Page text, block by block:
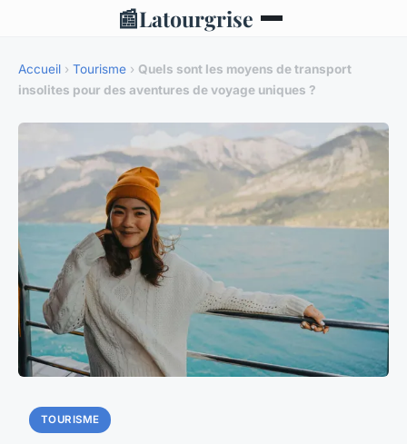
📰Latourgrise
Accueil › Tourisme › Quels sont les moyens de transport
insolites pour des aventures de voyage uniques ?
TOURISME